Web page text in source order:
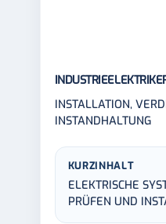
INSTALLATION,
INSTANDHALTUNG
KURZINHALT
ELEKTRISCHE
PRÜFEN UND